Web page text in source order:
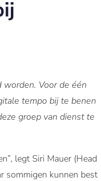
Voor de één
tempo bij te benen
groep van dienst te
legt Siri Mauer (Head
sommigen kunnen best